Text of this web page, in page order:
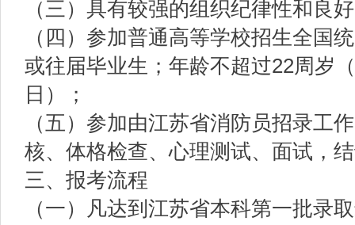
（三）具有较强的组织纪律性和良
（四）参加普通高等学校招生全国
或往届毕业生；年龄不超过22周岁
日）；
（五）参加由江苏省消防员招录工
核、体格检查、心理测试、面试，
三、报考流程
（一）凡达到江苏省本科第一批录